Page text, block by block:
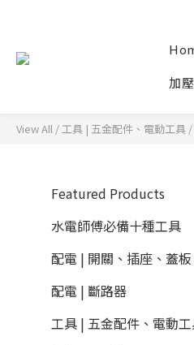
加
View All /工具 | 五金配件、電動工具 /
Featured Products
水電師傅必備十種工具
配電 | 開關、插座、蓋板
配電 | 斷路器
工具 | 五金配件、電動